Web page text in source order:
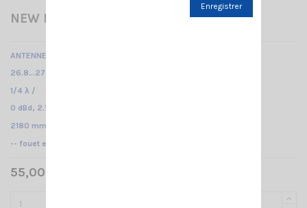
NEW BOOMERANG 27W SIRIO
ANTENNE DE BASE CB
26.8...27.6 MHz réglable /
1/4 λ /
0 dBd, 2.15 dBi /
2180 mm
-- fouet en fibre de verre --
55,00 € TTC
Enregistrer